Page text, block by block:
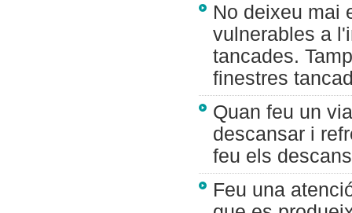
No deixeu mai
vulnerables a
tancades.
finestres
Quan feu un
descansar i
feu els
Feu una